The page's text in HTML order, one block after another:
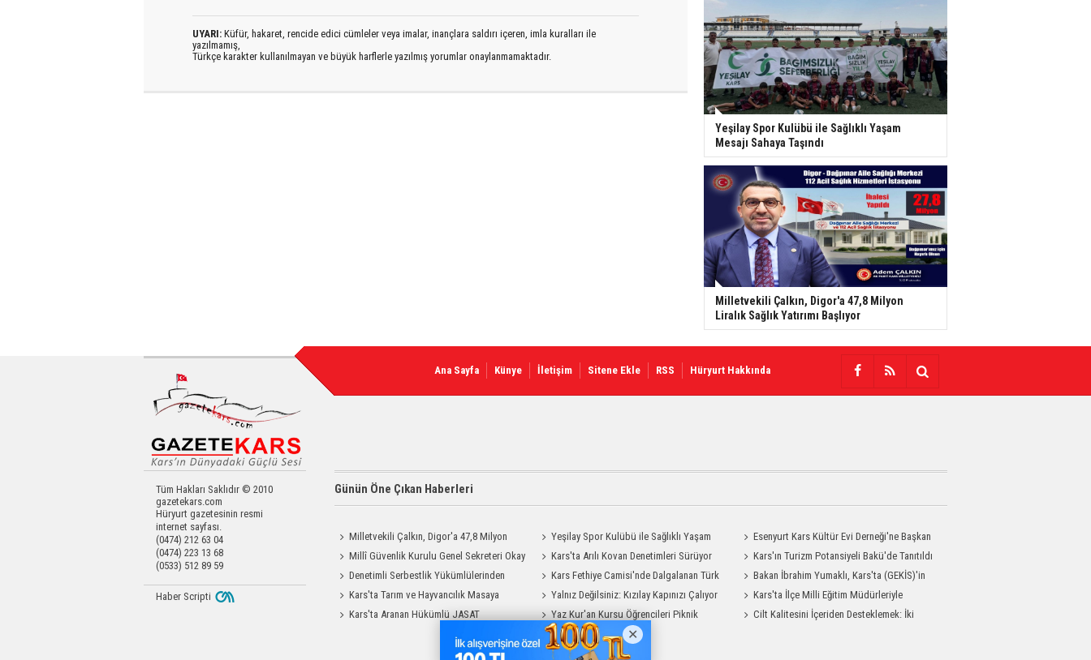
UYARI: Küfür, hakaret, rencide edici cümleler veya imalar, inançlara saldırı içeren, imla kuralları ile
yazılmamış,
Türkçe karakter kullanılmayan ve büyük harflerle yazılmış yorumlar onaylanmamaktadır.
Yeşilay Spor Kulübü ile Sağlıklı Yaşam
Mesajı Sahaya Taşındı
Milletvekili Çalkın, Digor'a 47,8 Milyon
Liralık Sağlık Yatırımı Başlıyor
Ana Sayfa Künye İletişim Sitene Ekle RSS Hüryurt Hakkında
Tüm Hakları Saklıdır © 2010
gazetekars.com
Hüryurt gazetesinin resmi
internet sayfası.
(0474) 212 63 04
(0474) 223 13 68
(0533) 512 89 59
Günün Öne Çıkan Haberleri
Milletvekili Çalkın, Digor'a 47,8 Milyon
Liralık Sağlık Yatırımı Başlıyor
Yeşilay Spor Kulübü ile Sağlıklı Yaşam
Mesajı Sahaya Taşındı
Esenyurt Kars Kültür Evi Derneği'ne Başkan
Vekili Can Aksoy'dan ziyaret
Millî Güvenlik Kurulu Genel Sekreteri Okay
Memiş, Kars'ta
Kars'ta Arılı Kovan Denetimleri Sürüyor
Kars'ın Turizm Potansiyeli Bakü'de Tanıtıldı
Denetimli Serbestlik Yükümlülerinden
Okula Temizlik Desteği
Kars Fethiye Camisi'nde Dalgalanan Türk
Bayrağı Görenlerin Beğenisini Topladı
Bakan İbrahim Yumaklı, Kars'ta (GEKİS)'in
ilk uygulamasını başlattı
Kars'ta Tarım ve Hayvancılık Masaya
Yatırıldı
Yalnız Değilsiniz: Kızılay Kapınızı Çalıyor
Kars'ta İlçe Milli Eğitim Müdürleriyle
Değerlendirme Toplantısı
Kars'ta Aranan Hükümlü JASAT
Yaz Kur'an Kursu Öğrencileri Piknik
Coşkusu Yaşadı
Cilt Kalitesini İçeriden Desteklemek: İki
Haber Scripti